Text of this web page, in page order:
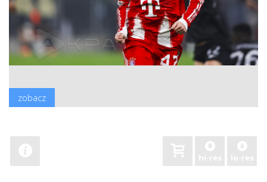
zobacz
hi-res lo-res